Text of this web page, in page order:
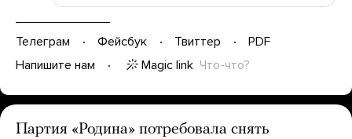
Телеграм Фейсбук Твиттер
PDF
Напишите нам
Magic link Что-что?
Партия «Родина» потребовала снять